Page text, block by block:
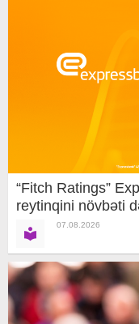
“Fitch Ratings”
reytinqini növbəti
07.08.2026